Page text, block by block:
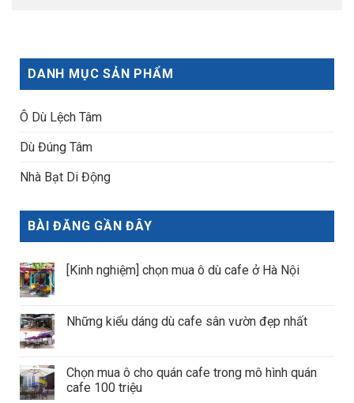
DANH MỤC SẢN PHẨM
Ô Dù Lệch Tâm
Dù Đúng Tâm
Nhà Bạt Di Động
BÀI ĐĂNG GẦN ĐÂY
[Kinh nghiệm] chọn mua ô dù cafe ở Hà Nội
Những kiểu dáng dù cafe sân vườn đẹp nhất
Chọn mua ô cho quán cafe trong mô hình quán
cafe 100 triệu